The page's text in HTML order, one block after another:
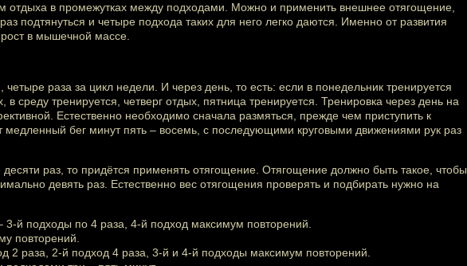
отдыха в промежутках между подходами. Можно и применить внешнее отягощение,
подтянуться и четыре подхода таких для него легко даются. Именно от развития
в мышечной массе.
раза за цикл недели. И через день, то есть: если в понедельник тренируется
среду тренируется, четверг отдых, пятница тренируется. Тренировка через день на
Естественно необходимо сначала размяться, прежде чем приступить к
медленный бег минут пять – восемь, с последующими круговыми движениями рук раз
десяти раз, то придётся применять отягощение. Отягощение должно быть такое, чтобы
девять раз. Естественно вес отягощения проверять и подбирать нужно на
й подходы по 4 раза, 4-й подход максимум повторений.
повторений.
2 раза, 2-й подход 4 раза, 3-й и 4-й подходы максимум повторений.